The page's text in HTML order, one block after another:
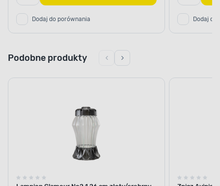
Dodaj do porównania Dodaj do
Podobne produkty